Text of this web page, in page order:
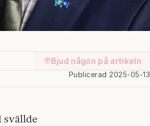
Bjud någon på artikeln
Publicerad 2025-05-13
svällde